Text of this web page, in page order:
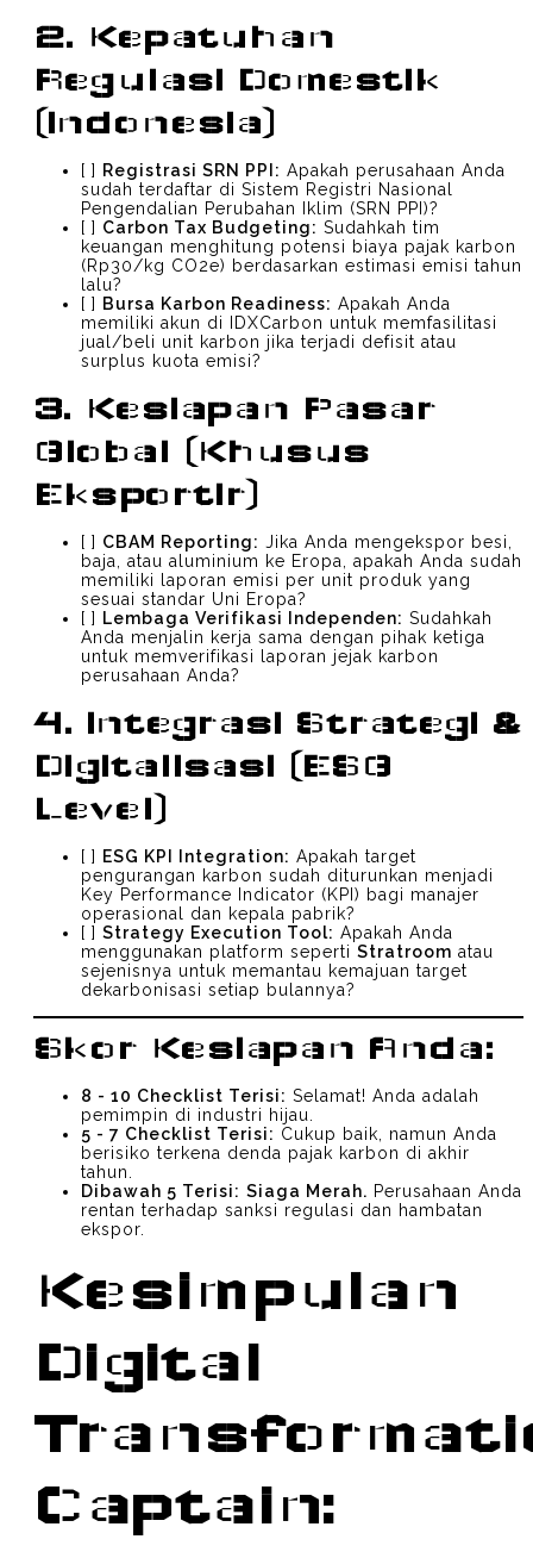
2. Kepatuhan
Regulasi Domestik
(Indonesia)
[ ] Registrasi SRN PPI: Apakah perusahaan Anda
sudah terdaftar di Sistem Registri Nasional
Pengendalian Perubahan Iklim (SRN PPI)?
[ ] Carbon Tax Budgeting: Sudahkah tim
keuangan menghitung potensi biaya pajak karbon
(Rp30/kg CO2e) berdasarkan estimasi emisi tahun
lalu?
[ ]
Bursa Karbon Readiness: Apakah Anda
memiliki akun di IDXCarbon untuk memfasilitasi
jual/beli unit karbon jika terjadi defisit atau
surplus kuota emisi?
3. Kesiapan Pasar
Global (Khusus
Eksportir)
[ ] CBAM Reporting: Jika Anda mengekspor besi,
baja, atau aluminium ke Eropa, apakah Anda sudah
memiliki laporan emisi per unit produk yang
sesuai standar Uni Eropa?
[ ]
Lembaga Verifikasi Independen: Sudahkah
Anda menjalin kerja sama dengan pihak ketiga
untuk memverifikasi laporan jejak karbon
perusahaan Anda?
4. Integrasi Strategi &
Digitalisasi (ESG
Level)
[ ] ESG KPI Integration: Apakah target
pengurangan karbon sudah diturunkan menjadi
Key Performance Indicator (KPI) bagi manajer
operasional dan kepala pabrik?
[ ] Strategy Execution Tool: Apakah Anda
menggunakan platform seperti Stratroom atau
sejenisnya untuk memantau kemajuan target
dekarbonisasi setiap bulannya?
Skor Kesiapan Anda:
8 - 10 Checklist Terisi: Selamat! Anda adalah
pemimpin di industri hijau.
5 - 7 Checklist Terisi: Cukup baik, namun Anda
berisiko terkena denda pajak karbon di akhir
tahun.
Dibawah 5 Terisi: Siaga Merah. Perusahaan Anda
rentan terhadap sanksi regulasi dan hambatan
ekspor.
Kesimpulan
Digital
Captain: